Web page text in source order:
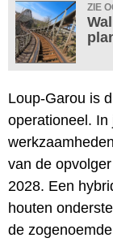
ZIE
Loup-Garou is
operationeel.
van de
2028. Een
houten
de